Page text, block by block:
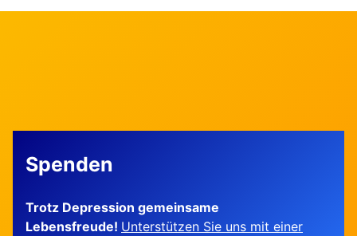
Spenden
Trotz Depression gemeinsame
Lebensfreude! Unterstützen Sie uns mit einer